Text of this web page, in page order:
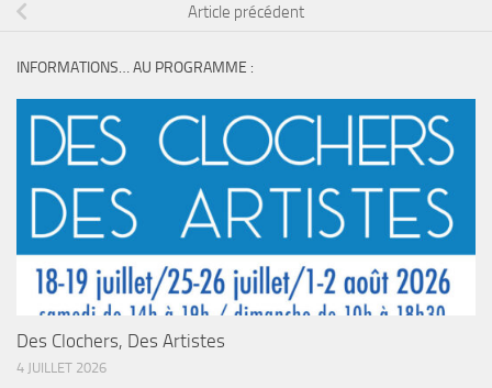
Article précédent
INFORMATIONS… AU PROGRAMME :
Des Clochers, Des Artistes
4 JUILLET 2026